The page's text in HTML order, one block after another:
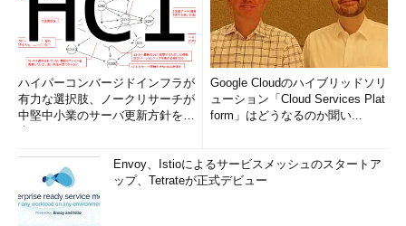
ハイパーコンバージドインフラが
有力な選択肢、ノークリサーチが
中堅中小業のサーバ更新方針を調
Google Cloudのハイブリッドソリ
ューション「Cloud Services Plat
form」はどうなるのか聞い...
Envoy、Istioによるサービスメッシュのスタートア
ップ、Tetrateが正式デビュー